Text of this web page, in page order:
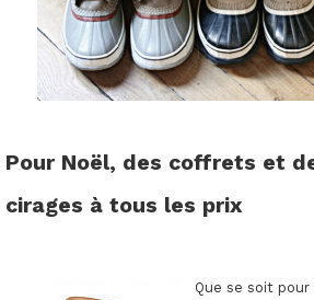
Pour Noël, des coffrets et
cirages à tous les prix
Que se soit